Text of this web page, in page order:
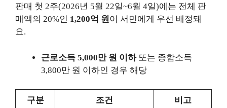
판매 첫 2주(2026년 5월 22일~6월 4일)에는 전체 판
매액의 20%인 1,200억 원이 서민에게 우선 배정돼
요.
근로소득 5,000만 원 이하또는 종합소득
3,800만 원 이하인 경우 해당
구분 조건 비고